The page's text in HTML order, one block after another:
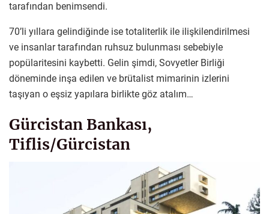
tarafından benimsendi.
70’li yıllara gelindiğinde ise totaliterlik ile ilişkilendirilmesi
ve insanlar tarafından ruhsuz bulunması sebebiyle
popülaritesini kaybetti. Gelin şimdi, Sovyetler Birliği
döneminde inşa edilen ve brütalist mimarinin izlerini
taşıyan o eşsiz yapılara birlikte göz atalım…
Gürcistan Bankası,
Tiflis/Gürcistan